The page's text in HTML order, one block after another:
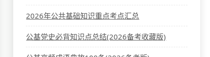
2026年公共基础知识重点考点汇总
公基党史必背知识点总结(2026备考收藏版)